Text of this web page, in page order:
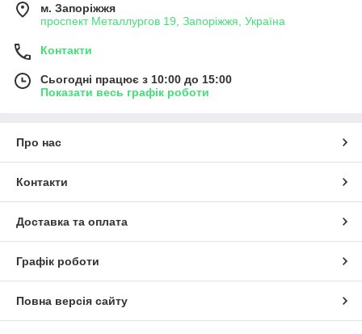
м. Запоріжжя
проспект Металлургов 19, Запоріжжя, Україна
Контакти
Сьогодні працює з 10:00 до 15:00
Показати весь графік роботи
Про нас
Контакти
Доставка та оплата
Графік роботи
Повна версія сайту